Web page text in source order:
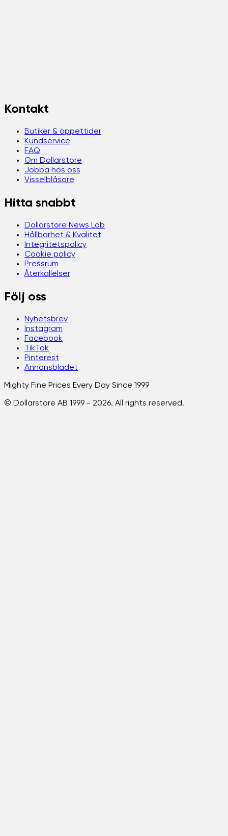
Kontakt
Butiker & öppettider
Kundservice
FAQ
Om Dollarstore
Jobba hos oss
Visselblåsare
Hitta snabbt
Dollarstore News Lab
Hållbarhet & Kvalitet
Integritetspolicy
Cookie policy
Pressrum
Återkallelser
Följ oss
Nyhetsbrev
Instagram
Facebook
TikTok
Pinterest
Annonsbladet
Mighty Fine Prices Every Day Since 1999
© Dollarstore AB 1999 - 2026. All rights reserved.